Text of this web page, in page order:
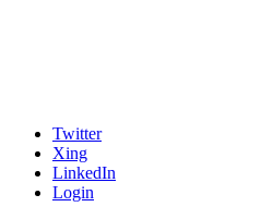
Twitter
Xing
LinkedIn
Login